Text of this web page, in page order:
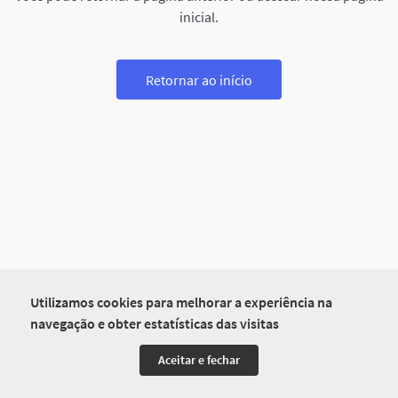
Utilizamos cookies para melhorar a experiência na
navegação e obter estatísticas das visitas
Aceitar e fechar
inicial.
Retornar ao início